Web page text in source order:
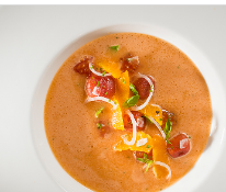
nem is tartozik a
legfontosabb alapanyagok
közé, néha azért szükség van
rá. A Magyar Konyha magazin
és a Pannon Gasztronómiai
Akadémia tesztjében
igyekeztünk a legjobbakat